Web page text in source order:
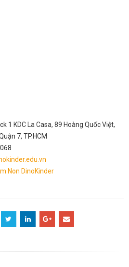
1 KDC La Casa, 89 Hoàng Quốc Việt,
7, TP.HCM
Non DinoKinder